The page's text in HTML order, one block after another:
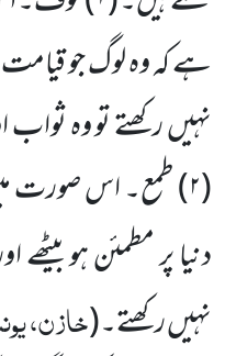
ہے کہ وہ لوگ جو
نہیں رکھتے تو وہ
(۲) طمع۔ اس صورت
دنیا پر مطمئن ہو بیٹھے
نہیں رکھتے۔(خازن،